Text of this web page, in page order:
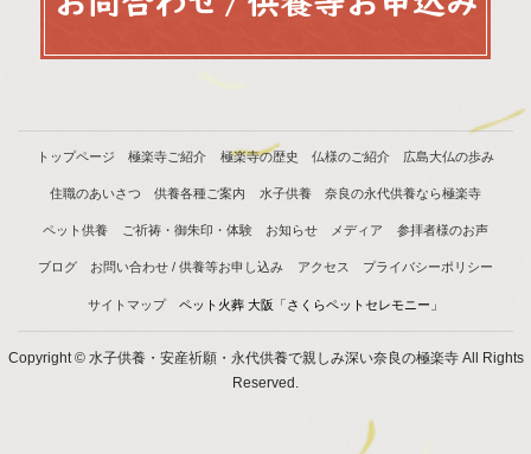
トップページ 極楽寺ご紹介 極楽寺の歴史 仏様のご紹介 広島大仏の歩み
住職のあいさつ 供養各種ご案内 水子供養 奈良の永代供養なら極楽寺
ペット供養 ご祈祷・御朱印・体験 お知らせ メディア 参拝者様のお声
ブログ お問い合わせ / 供養等お申し込み アクセス プライバシーポリシー
サイトマップ ペット火葬 大阪「さくらペットセレモニー」
Copyright © 水子供養・安産祈願・永代供養で親しみ深い奈良の極楽寺 All Rights
Reserved.